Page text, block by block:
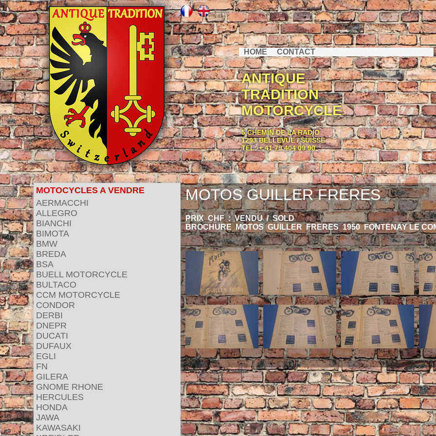
HOME CONTACT
ANTIQUE
TRADITION
MOTORCYCLE
5 CHEMIN DE LA RADIO
1293 BELLEVUE / SUISSE
TEL: + 41 79 404 09 90
MOTOCYCLES A VENDRE
AERMACCHI
ALLEGRO
BIANCHI
BIMOTA
BMW
BREDA
BSA
BUELL MOTORCYCLE
BULTACO
CCM MOTORCYCLE
CONDOR
DERBI
DNEPR
DUCATI
DUFAUX
EGLI
FN
GILERA
GNOME RHONE
HERCULES
HONDA
JAWA
KAWASAKI
MOTOS GUILLER FRERES
PRIX CHF : VENDU / SOLD
BROCHURE MOTOS GUILLER FRERES 1950 FONTENAY LE